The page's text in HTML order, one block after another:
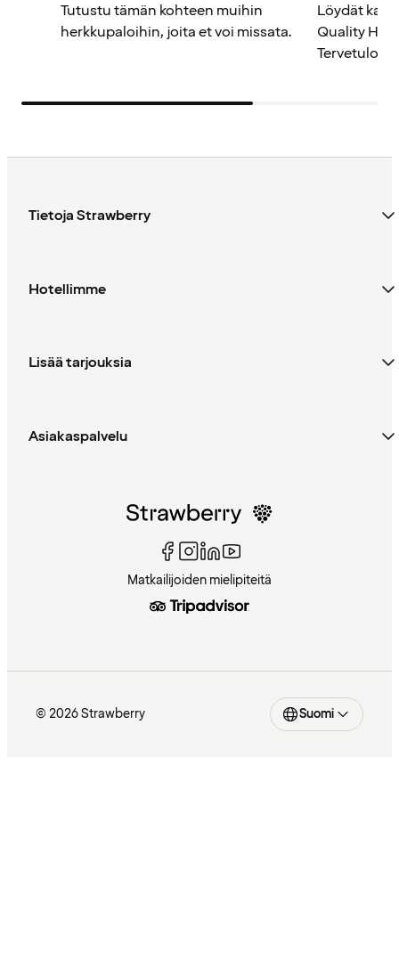
Tutustu tämän kohteen muihin
herkkupaloihin, joita et voi missata.
Löydät
Quality
Tervetuloa!
Tietoja Strawberry
Hotellimme
Lisää tarjouksia
Asiakaspalvelu
Matkailijoiden mielipiteitä
© 2026 Strawberry Suomi